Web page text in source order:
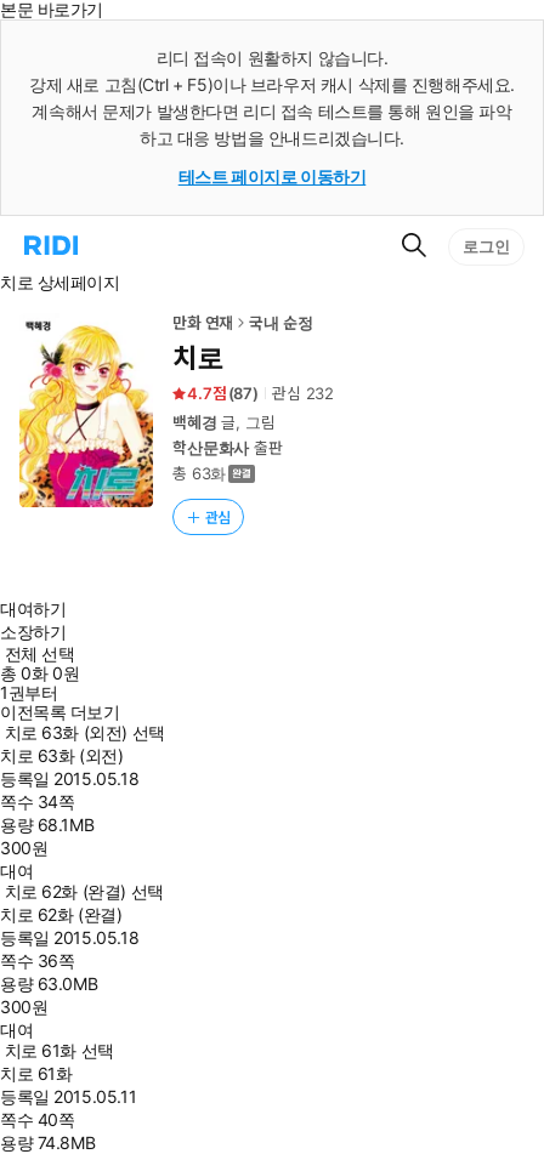
본문 바로가기
리디 접속이 원활하지 않습니다.
강제 새로 고침(Ctrl + F5)이나 브라우저 캐시 삭제를 진행해주세요.
계속해서 문제가 발생한다면 리디 접속 테스트를 통해 원인을 파악
하고 대응 방법을 안내드리겠습니다.
테스트 페이지로 이동하기
리
홈
로
검
로그인
치로 상세페이지
만화 연재 국내 순정
치로
4.7 (87) 관심 232
백혜경 글, 그림
학산문화사출판
총 63화
관심
대여하기
소장하기
전체 선택
총0화0원
1권부터
이전목록 더보기
치로 63화 (외전) 선택
치로 63화 (외전)
등록일 2015.05.18
쪽수 34쪽
용량 68.1MB
300원
대여
치로 62화 (완결) 선택
치로 62화 (완결)
등록일 2015.05.18
쪽수 36쪽
용량 63.0MB
300원
대여
치로 61화 선택
치로 61화
등록일 2015.05.11
쪽수 40쪽
용량74.8MB